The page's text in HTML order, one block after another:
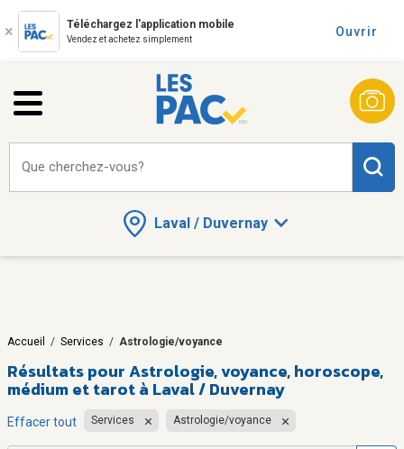
Téléchargez l'application mobile
Vendez et achetez simplement
Ouvrir
Laval / Duvernay
Que cherchez-vous?
Accueil / Services / Astrologie/voyance
Résultats pourAstrologie, voyance, horoscope,
médium et tarot à Laval / Duvernay
Effacer tout Services Astrologie/voyance